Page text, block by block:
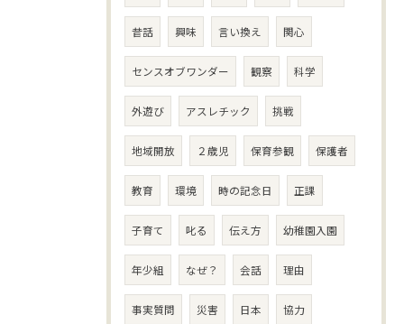
昔話 興味 言い換え 関心
センスオブワンダー 観察 科学
外遊び アスレチック 挑戦
地域開放 ２歳児 保育参観 保護者
教育 環境 時の記念日 正課
子育て 叱る 伝え方 幼稚園入園
年少組 なぜ？ 会話 理由
事実質問 災害 日本 協力